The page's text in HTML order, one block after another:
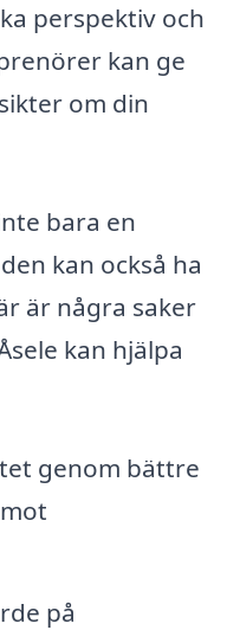
perspektiv och
kan ge
om din
bara en
kan också ha
är några saker
kan hjälpa
genom bättre
på